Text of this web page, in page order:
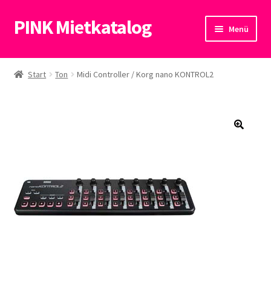
Zur
Navigation
Zum
Inhalt
PINK Mietkatalog Menü
Start
Start Ton Midi Controller / Korg nano KONTROL2